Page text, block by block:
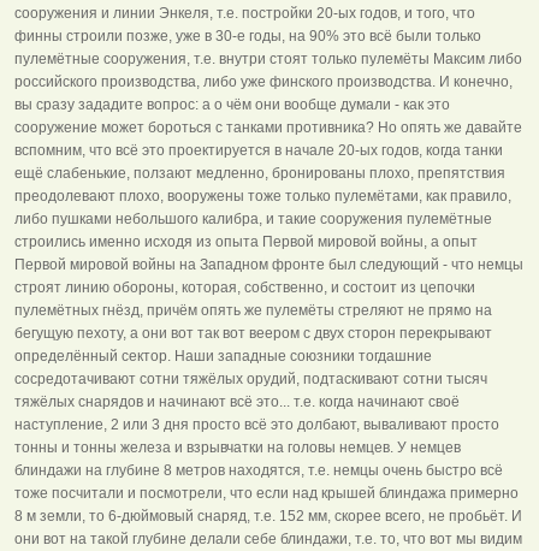
сооружения и линии Энкеля, т.е. постройки 20-ых годов, и того, что
финны строили позже, уже в 30-е годы, на 90% это всё были только
пулемётные сооружения, т.е. внутри стоят только пулемёты Максим либо
российского производства, либо уже финского производства. И конечно,
вы сразу зададите вопрос: а о чём они вообще думали - как это
сооружение может бороться с танками противника? Но опять же давайте
вспомним, что всё это проектируется в начале 20-ых годов, когда танки
ещё слабенькие, ползают медленно, бронированы плохо, препятствия
преодолевают плохо, вооружены тоже только пулемётами, как правило,
либо пушками небольшого калибра, и такие сооружения пулемётные
строились именно исходя из опыта Первой мировой войны, а опыт
Первой мировой войны на Западном фронте был следующий - что немцы
строят линию обороны, которая, собственно, и состоит из цепочки
пулемётных гнёзд, причём опять же пулемёты стреляют не прямо на
бегущую пехоту, а они вот так вот веером с двух сторон перекрывают
определённый сектор. Наши западные союзники тогдашние
сосредотачивают сотни тяжёлых орудий, подтаскивают сотни тысяч
тяжёлых снарядов и начинают всё это... т.е. когда начинают своё
наступление, 2 или 3 дня просто всё это долбают, вываливают просто
тонны и тонны железа и взрывчатки на головы немцев. У немцев
блиндажи на глубине 8 метров находятся, т.е. немцы очень быстро всё
тоже посчитали и посмотрели, что если над крышей блиндажа примерно
8 м земли, то 6-дюймовый снаряд, т.е. 152 мм, скорее всего, не пробьёт. И
они вот на такой глубине делали себе блиндажи, т.е. то, что вот мы видим